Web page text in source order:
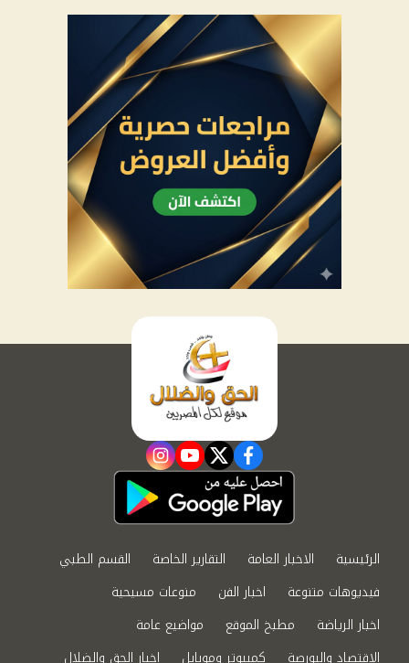
facebook
twitter
youtube
instagram
الرئيسية الاخبار العامة التقارير الخاصة
القسم الطبي
فيديوهات متنوعة
اخبار الفن
منوعات مسيحية
اخبار الرياضة
مطبخ الموقع
مواضيع عامة
الاقتصاد والبورصة
كمبيوتر وموبايل اخبار الحق والضلال